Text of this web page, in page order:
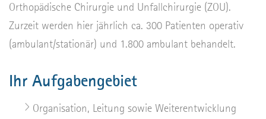
Orthopädische Chirurgie und Unfallchirurgie (ZOU).
Zurzeit werden hier jährlich ca. 300 Patienten operativ
(ambulant/stationär) und 1.800 ambulant behandelt.
Ihr Aufgabengebiet
Organisation, Leitung sowie Weiterentwicklung